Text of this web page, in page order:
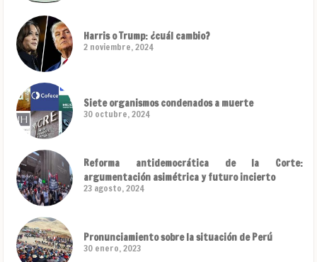
Harris o Trump: ¿cuál cambio?
2 noviembre, 2024
Siete organismos condenados a muerte
30 octubre, 2024
Reforma antidemocrática de la Corte:
argumentación asimétrica y futuro incierto
23 agosto, 2024
Pronunciamiento sobre la situación de Perú
30 enero, 2023